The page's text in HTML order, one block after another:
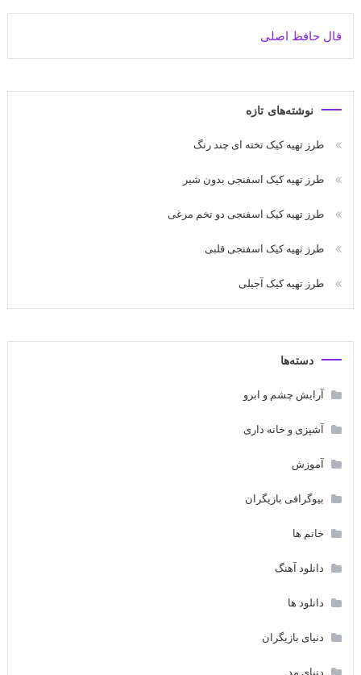
فال حافظ اصلی
نوشته‌های تازه
طرز تهیه کیک تخته ای چند رنگ
طرز تهیه کیک اسفنجی بدون شیر
طرز تهیه کیک اسفنجی دو تخم مرغی
طرز تهیه کیک اسفنجی قلبی
طرز تهیه کیک آجیلی
دسته‌ها
آرایش چشم و ابرو
آشپزی و خانه داری
آموزش
بیوگرافی بازیگران
خانم ها
دانلود آهنگ
دانلود ها
دنیای بازیگران